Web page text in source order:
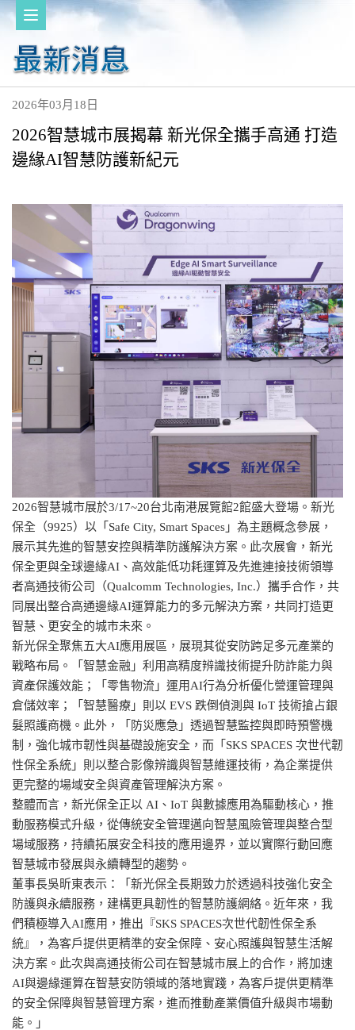
2026年03月18日
2026智慧城市展揭幕 新光保全攜手高通 打造
邊緣AI智慧防護新紀元
2026智慧城市展於3/17~20台北南港展覽館2館盛大登場。新光
保全（9925）以「Safe City, Smart Spaces」為主題概念參展，
展示其先進的智慧安控與精準防護解決方案。此次展會，新光
保全更與全球邊緣AI、高效能低功耗運算及先進連接技術領導
者高通技術公司（Qualcomm Technologies, Inc.）攜手合作，共
同展出整合高通邊緣AI運算能力的多元解決方案，共同打造更
智慧、更安全的城市未來。
新光保全聚焦五大AI應用展區，展現其從安防跨足多元產業的
戰略布局。「智慧金融」利用高精度辨識技術提升防詐能力與
資產保護效能；「零售物流」運用AI行為分析優化營運管理與
倉儲效率；「智慧醫療」則以 EVS 跌倒偵測與 IoT 技術搶占銀
髮照護商機。此外，「防災應急」透過智慧監控與即時預警機
制，強化城市韌性與基礎設施安全，而「SKS SPACES 次世代韌
性保全系統」則以整合影像辨識與智慧維運技術，為企業提供
更完整的場域安全與資產管理解決方案。
整體而言，新光保全正以 AI、IoT 與數據應用為驅動核心，推
動服務模式升級，從傳統安全管理邁向智慧風險管理與整合型
場域服務，持續拓展安全科技的應用邊界，並以實際行動回應
智慧城市發展與永續轉型的趨勢。
董事長吳昕東表示：「新光保全長期致力於透過科技強化安全
防護與永續服務，建構更具韌性的智慧防護網絡。近年來，我
們積極導入AI應用，推出『SKS SPACES次世代韌性保全系
統』，為客戶提供更精準的安全保障、安心照護與智慧生活解
決方案。此次與高通技術公司在智慧城市展上的合作，將加速
AI與邊緣運算在智慧安防領域的落地實踐，為客戶提供更精準
的安全保障與智慧管理方案，進而推動產業價值升級與市場動
能。」